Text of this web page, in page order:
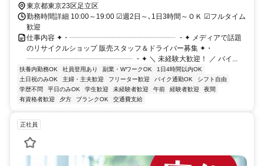
東京都東京23区足立区
勤務時間詳細 10:00～19:00 ☑週2日～､1日3時間～ＯＫ ☑フルタイム
歓迎
仕事内容 ✦・┈┈┈┈┈┈┈┈┈┈┈┈┈┈┈ ・✦ メディアで話題
のリサイクルショップ 販売スタッフ＆ドライバー募集 ✦・
┈┈┈┈┈┈┈┈┈┈┈┈┈┈┈ ・✦ ＼ 未経験大歓迎！ ／ バイ...
扶養内勤務OK 社員登用あり 副業・WワークOK
1日4時間以内OK
土日祝のみOK
主婦・主夫歓迎 フリーター歓迎 バイク通勤OK
シフト自由
学歴不問
平日のみOK 学生歓迎 未経験者歓迎 午前 経験者歓迎
夜間
有資格者歓迎
夕方 ブランクOK 交通費支給
正社員